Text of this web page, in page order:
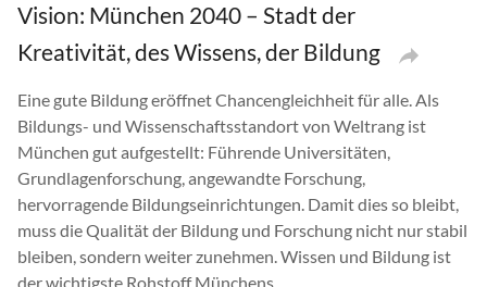
Vision: München 2040 – Stadt der
Kreativität, des Wissens, der Bildung
Eine gute Bildung eröffnet Chancengleichheit für alle. Als
Bildungs- und Wissenschaftsstandort von Weltrang ist
München gut aufgestellt: Führende Universitäten,
Grundlagenforschung, angewandte Forschung,
hervorragende Bildungseinrichtungen. Damit dies so bleibt,
muss die Qualität der Bildung und Forschung nicht nur stabil
bleiben, sondern weiter zunehmen. Wissen und Bildung ist
der wichtigste Rohstoff Münchens.